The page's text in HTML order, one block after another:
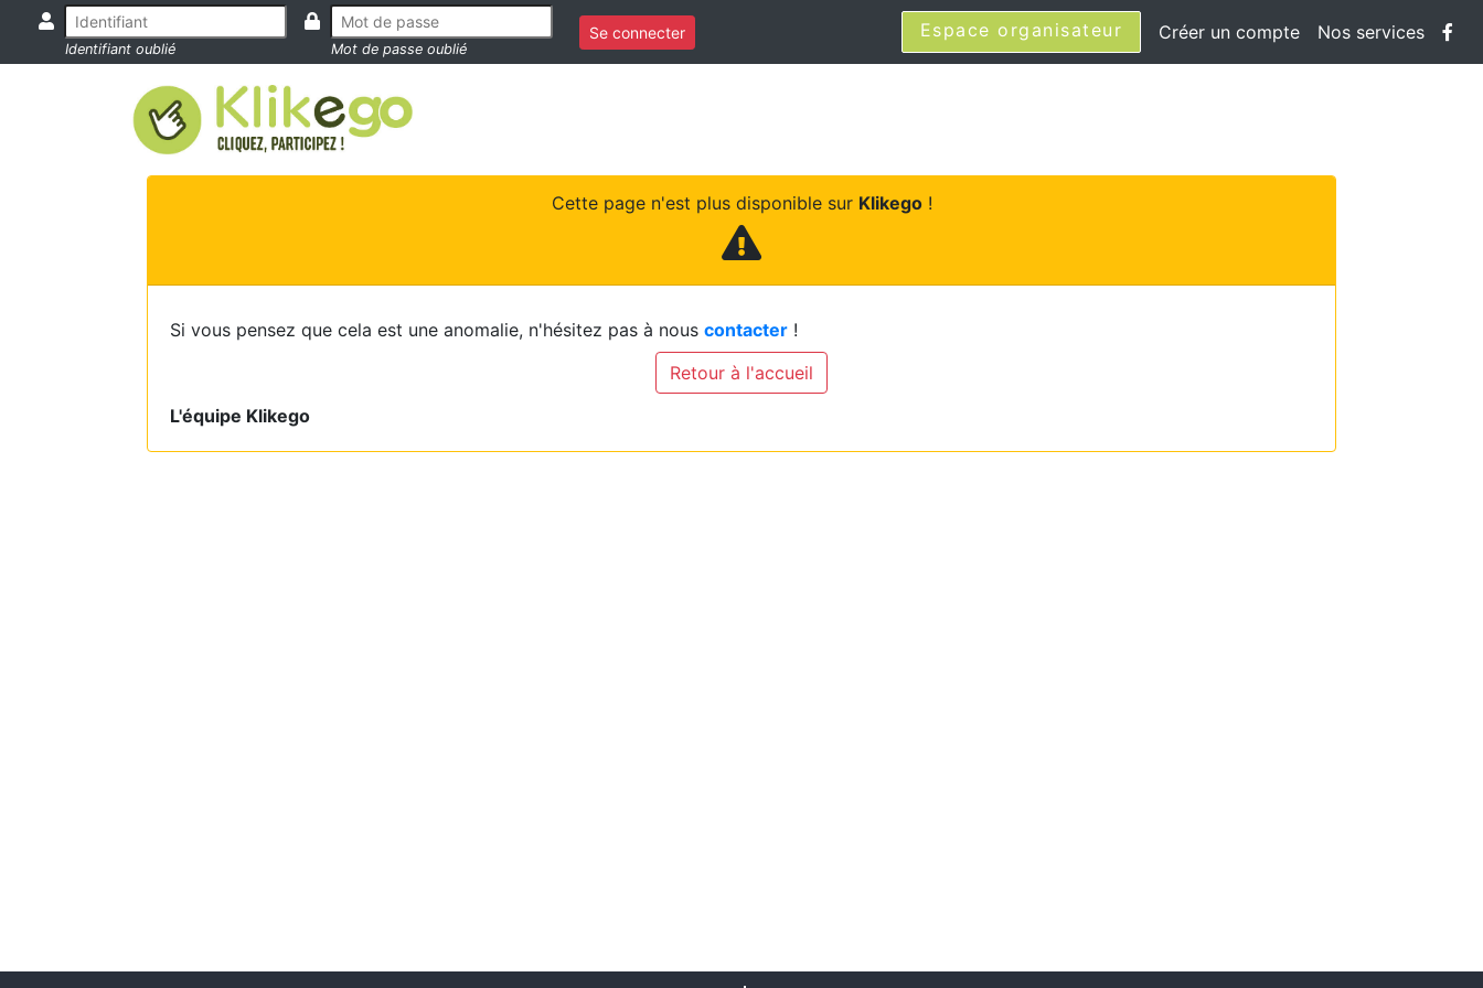
Identifiant oublié Mot de passe oublié
Se connecter Espace organisateur Créer un compte Nos services
Cette page n'est plus disponible sur Klikego!
Si vous pensez que cela est une anomalie, n'hésitez pas à nous contacter !
Retour à l'accueil
L'équipe Klikego